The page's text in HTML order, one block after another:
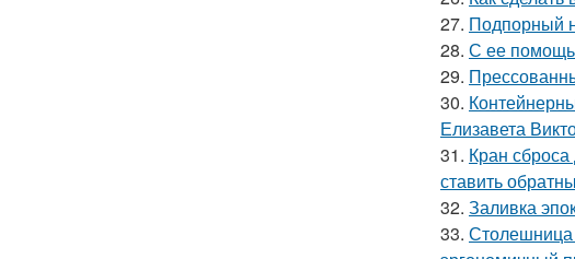
27. Подпорный
28. С ее
29.
30.
Елизавета
31. Кран
ставить
32. Заливка
33. Столешница